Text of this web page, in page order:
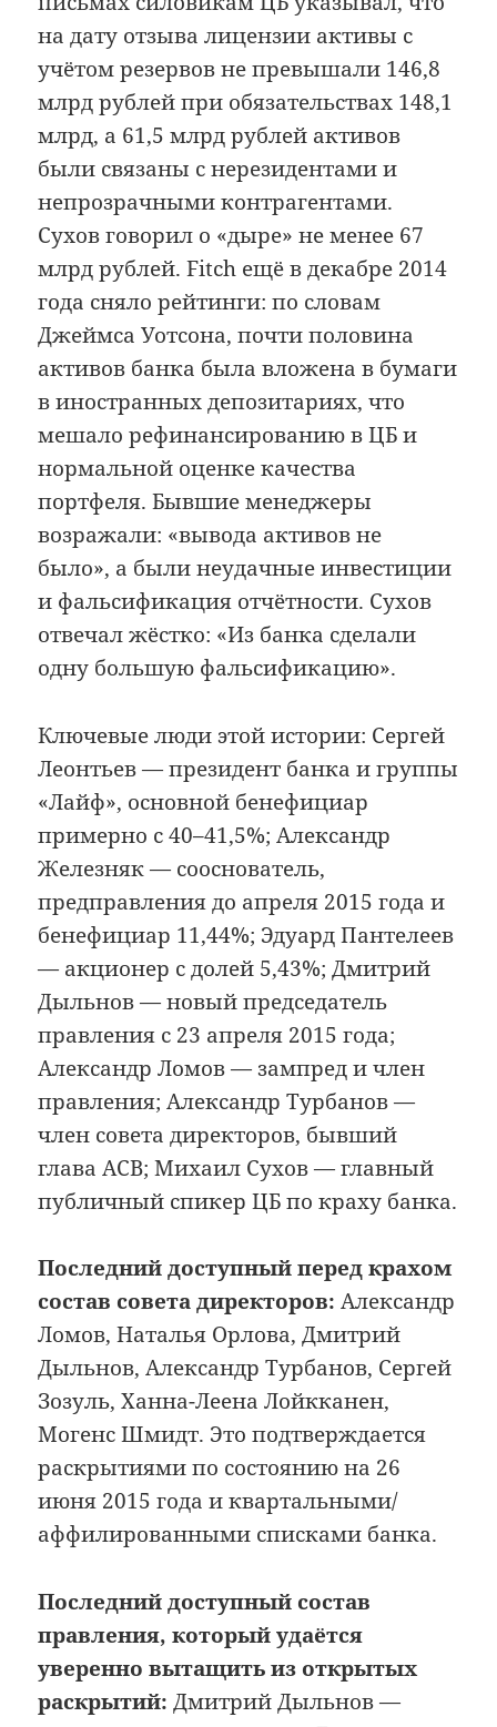
на дату отзыва лицензии активы с
учётом резервов не превышали 146,8
млрд рублей при обязательствах 148,1
млрд, а 61,5 млрд рублей активов
были связаны с нерезидентами и
непрозрачными контрагентами.
Сухов говорил о «дыре» не менее 67
млрд рублей. Fitch ещё в декабре 2014
года сняло рейтинги: по словам
Джеймса Уотсона, почти половина
активов банка была вложена в бумаги
в иностранных депозитариях, что
мешало рефинансированию в ЦБ и
нормальной оценке качества
портфеля. Бывшие менеджеры
возражали: «вывода активов не
было», а были неудачные инвестиции
и фальсификация отчётности. Сухов
отвечал жёстко: «Из банка сделали
одну большую фальсификацию».
Ключевые люди этой истории: Сергей
Леонтьев — президент банка и группы
«Лайф», основной бенефициар
примерно с 40–41,5%; Александр
Железняк — сооснователь,
предправления до апреля 2015 года и
бенефициар 11,44%; Эдуард Пантелеев
— акционер с долей 5,43%; Дмитрий
Дыльнов — новый председатель
правления с 23 апреля 2015 года;
Александр Ломов — зампред и член
правления; Александр Турбанов —
член совета директоров, бывший
глава АСВ; Михаил Сухов — главный
публичный спикер ЦБ по краху банка.
Последний доступный перед крахом
состав совета директоров: Александр
Ломов, Наталья Орлова, Дмитрий
Дыльнов, Александр Турбанов, Сергей
Зозуль, Ханна-Леена Лойкканен,
Могенс Шмидт. Это подтверждается
раскрытиями по состоянию на 26
июня 2015 года и квартальными/
аффилированными списками банка.
Последний доступный состав
правления, который удаётся
уверенно вытащить из открытых
раскрытий: Дмитрий Дыльнов —